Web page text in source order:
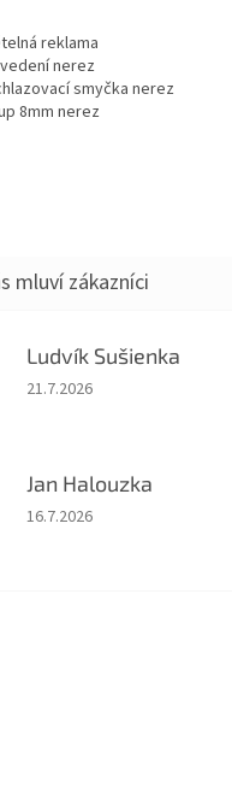
reklama
nerez
smyčka nerez
8mm nerez
Ludvík Sušienka
Hodnocení obchodu je 5 z 5
21.7.2026
Jan Halouzka
Hodnocení obchodu je 5 z 5
16.7.2026